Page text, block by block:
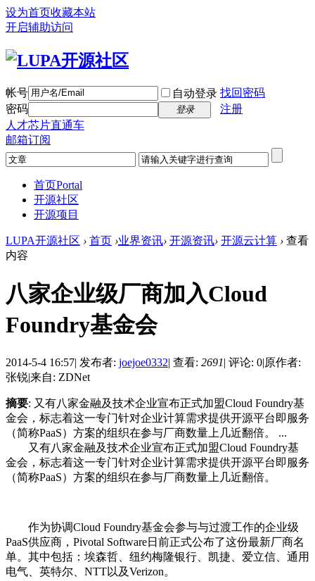
设为首页收藏本站
开启辅助访问
帐号 自动登录 找回密码
密码
登录
注册
人才芯片直通车
邮箱订阅
首页Portal
开源社区
开源项目
LUPA开源社区 › 首页 ›业界资讯› 开源资讯› 开源云计算 › 查看
内容
八家企业级厂商加入Cloud
Foundry基金会
2014-5-4 16:57| 发布者: joejoe0332| 查看: 2691| 评论: 0|原作者:
张锐|来自: ZDNet
摘要: 又有八家金融及技术企业宣布正式加盟Cloud Foundry基
金会，标志着这一专门针对企业计算需求提供开源平台即服务
（简称PaaS）方案的组织在参与厂商数量上几近翻倍。 ...
又有八家金融及技术企业宣布正式加盟Cloud Foundry基
金会，标志着这一专门针对企业计算需求提供开源平台即服务
（简称PaaS）方案的组织在参与厂商数量上几近翻倍。
作为协调Cloud Foundry基金会参与与过渡工作的企业级
PaaS供应商，Pivotal Software日前正式公布了这份最新厂商名
单。其中包括：埃森哲、纽约梅隆银行、凯捷、爱立信、通用
电气、英特尔、NTT以及Verizon。